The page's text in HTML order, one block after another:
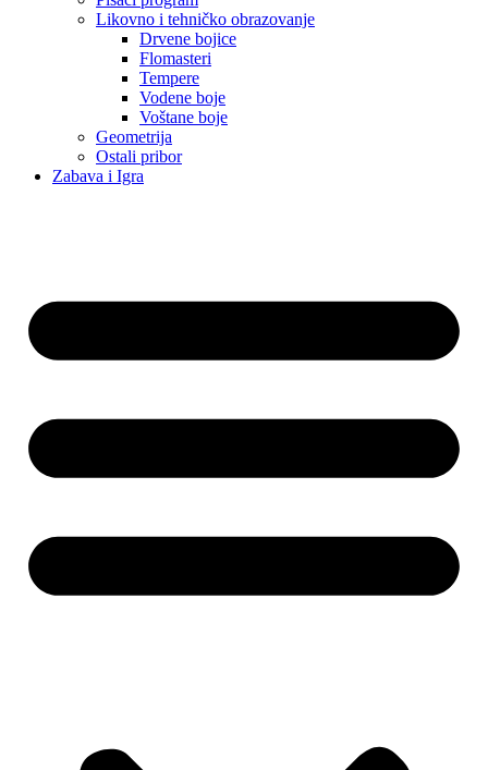
Likovno i tehničko obrazovanje
Drvene bojice
Flomasteri
Tempere
Vodene boje
Voštane boje
Geometrija
Ostali pribor
Zabava i Igra